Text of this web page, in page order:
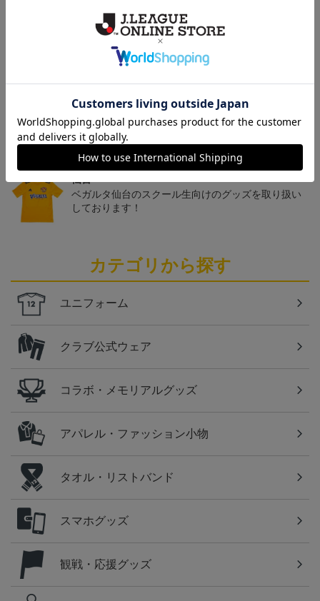
仙台
チームマスコットグッズは、サポーターやファン必
見！今すぐチェックしてみてください！
ベガルタ仙台のスクール生向けのグッズを取り扱い
しております！
カテゴリから探す
ユニフォーム
クラブ公式ウェア
コラボ・メモリアルグッズ
アパレル・ファッション小物
タオル・リストバンド
スマホグッズ
観戦・応援グッズ